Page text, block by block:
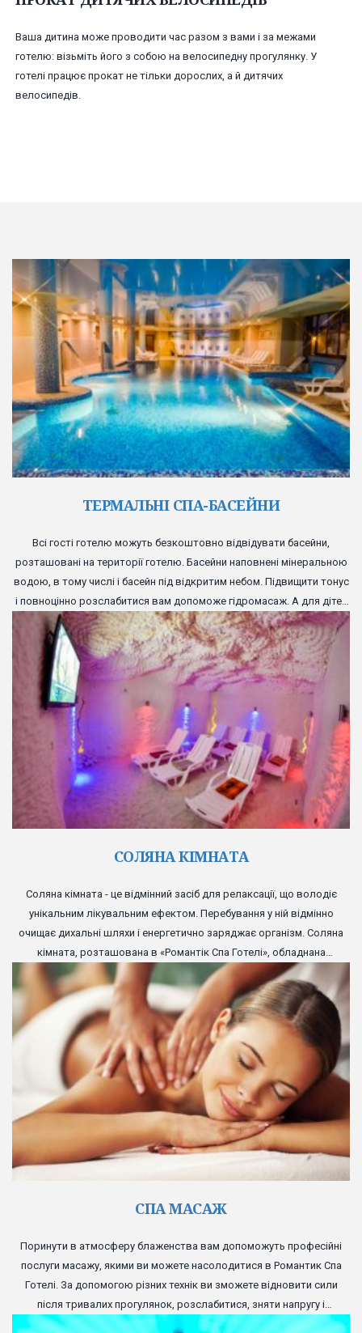
Ваша дитина може проводити час разом з вами і за межами
готелю: візьміть його з собою на велосипедну прогулянку. У
готелі працює прокат не тільки дорослих, а й дитячих
велосипедів.
ТЕРМАЛЬНІ СПА-БАСЕЙНИ
Всі гості готелю можуть безкоштовно відвідувати басейни,
розташовані на території готелю. Басейни наповнені мінеральною
водою, в тому числі і басейн під відкритим небом. Підвищити тонус
і повноцінно розслабитися вам допоможе гідромасаж. А для дітей
передбачений спеціальний басейн з гіркою і надувними іграшками.
СОЛЯНА КІМНАТА
Соляна кімната - це відмінний засіб для релаксації, що володіє
унікальним лікувальним ефектом. Перебування у ній відмінно
очищає дихальні шляхи і енергетично заряджає організм. Соляна
кімната, розташована в «Романтік Спа Готелі», обладнана
комфортними лежаками і великим телевізійним екраном, а
прекрасно відтворена атмосфера соляної печери подарує вам
повноцінне розслаблення.
СПА МАСАЖ
Поринути в атмосферу блаженства вам допоможуть професійні
послуги масажу, якими ви можете насолодитися в Романтик Спа
Готелі. За допомогою різних технік ви зможете відновити сили
після тривалих прогулянок, розслабитися, зняти напругу і
отримати заряд бадьорості.